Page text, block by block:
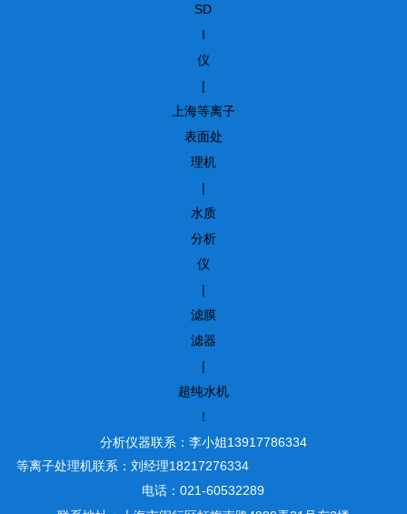
SD
I
仪
|
上海等离子
表面处
理机
|
水质
分析
仪
|
滤膜
滤器
|
超纯水机
！
分析仪器联系：李小姐13917786334
等离子处理机联系：刘经理18217276334
电话：021-60532289